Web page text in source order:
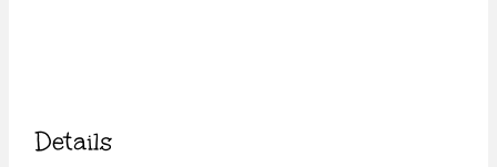
Details